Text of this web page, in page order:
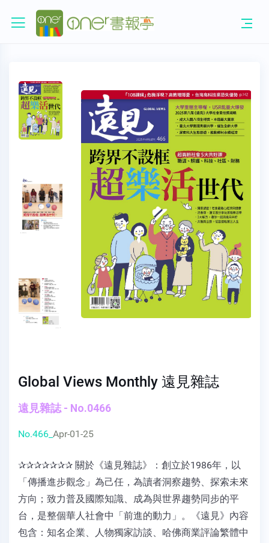
Global Views Monthly 遠見雜誌
遠見雜誌 - No.0466
No.466_ Apr-01-25
✰✰✰✰✰✰✰ 關於《遠見雜誌》：創立於1986年，以
「傳播進步觀念」為己任，為讀者洞察趨勢、探索未來
方向；致力普及國際知識、成為與世界趨勢同步的平
台，是整個華人社會中「前進的動力」。《遠見》內容
包含：知名企業、人物獨家訪談、哈佛商業評論繁體中